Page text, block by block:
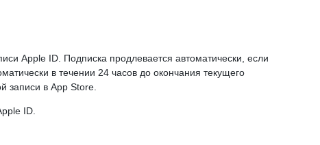
Apple ID. Подписка продлевается автоматически, если
в течении 24 часов до окончания текущего
записи в App Store.
ID.